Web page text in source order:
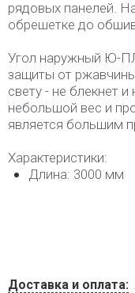
рядовых панелей.
обрешетке до
Угол наружный Ю-
защиты от
свету - не блекнет
небольшой вес и
является большим
Характеристики:
Длина: 3000 мм
Доставка и оплата: